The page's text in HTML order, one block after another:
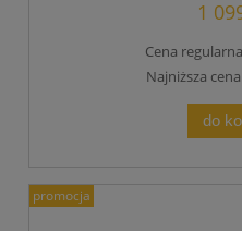
1
Cena
Najniższa
do
promocja